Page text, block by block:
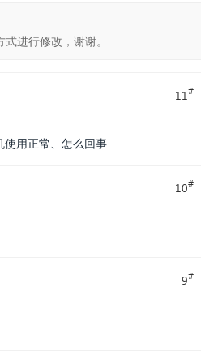
进行修改，谢谢。
11#
使用正常、怎么回事
10#
9#